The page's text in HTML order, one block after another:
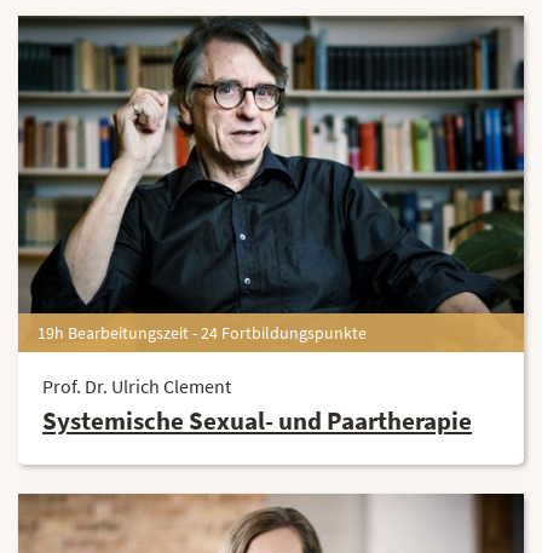
19h Bearbeitungszeit - 24 Fortbildungspunkte
Prof. Dr. Ulrich Clement
Systemische Sexual- und Paartherapie